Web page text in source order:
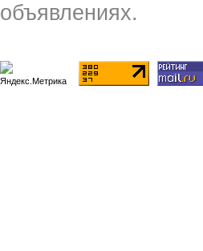
объявлениях.